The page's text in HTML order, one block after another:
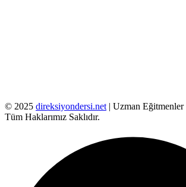
© 2025 direksiyondersi.net | Uzman
Tüm Haklarımız Saklıdır.